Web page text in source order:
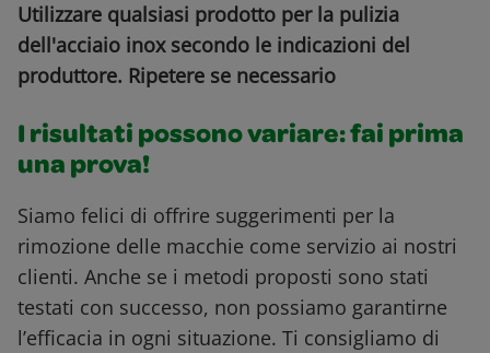
Utilizzare qualsiasi prodotto per la pulizia
dell'acciaio inox secondo le indicazioni del
produttore. Ripetere se necessario
I risultati possono variare: fai prima
una prova!
Siamo felici di offrire suggerimenti per la
rimozione delle macchie come servizio ai nostri
clienti. Anche se i metodi proposti sono stati
testati con successo, non possiamo garantirne
l’efficacia in ogni situazione. Ti consigliamo di